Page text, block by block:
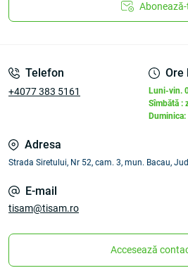
Telefon
+4077 383 5161
Ore
Luni-vin.
Sîmbătă :
Adresa
Strada Siretului, Nr 52, cam. 3, mun. Bacau,
E-mail
tisam@tisam.ro
Accesează